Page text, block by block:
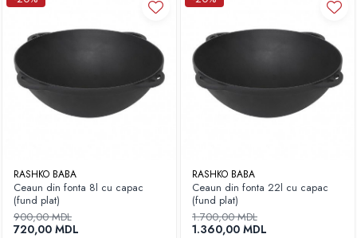
RASHKO BABA
Ceaun din fonta 8l cu capac
(fund plat)
900,00 MDL
720,00 MDL
RASHKO BABA
Ceaun din fonta 22l cu capac
(fund plat)
1.700,00 MDL
1.360,00 MDL